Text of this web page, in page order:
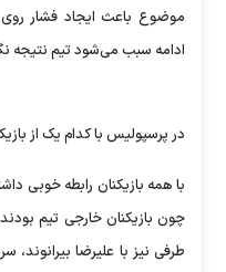
موضوع باعث ایجاد فشار روی
ادامه سبب می‌شود تیم نتیجه
در پرسپولیس با کدام یک از
با همه بازیکنان رابطه خوبی
چون بازیکنان خارجی تیم بودند
طرفی نیز با علیرضا